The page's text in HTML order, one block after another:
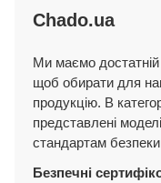
Chado.ua
Ми маємо достатній
щоб обирати для
продукцію. В
представлені
стандартам безпеки
Безпечні